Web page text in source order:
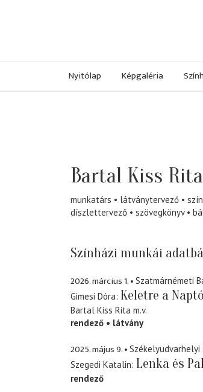
Nyitólap Képgaléria
Bartal Kiss Rita
munkatárs látványtervező
díszlettervező
szövegkönyv
Színházi munkái
2026. március 1.
Szatmárnémeti
Gimesi Dóra Keletre a
Bartal Kiss Rita m.v.
rendező
látvány
2025. május 9.
Székelyudvarhelyi
Szegedi Katalin Lenka és
rendező